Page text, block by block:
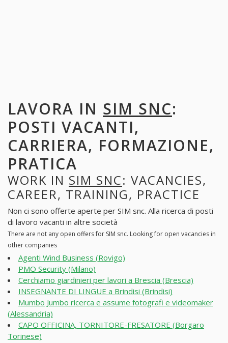
LAVORA IN SIM SNC:
POSTI VACANTI,
CARRIERA, FORMAZIONE,
PRATICA
WORK IN SIM SNC: VACANCIES,
CAREER, TRAINING, PRACTICE
Non ci sono offerte aperte per SIM snc. Alla ricerca di posti
di lavoro vacanti in altre società
There are not any open offers for SIM snc. Looking for open vacancies in
other companies
Agenti Wind Business (Rovigo)
PMO Security (Milano)
Cerchiamo giardinieri per lavori a Brescia (Brescia)
INSEGNANTE DI LINGUE a Brindisi (Brindisi)
Mumbo Jumbo ricerca e assume fotografi e videomaker
(Alessandria)
CAPO OFFICINA, TORNITORE-FRESATORE (Borgaro
Torinese)